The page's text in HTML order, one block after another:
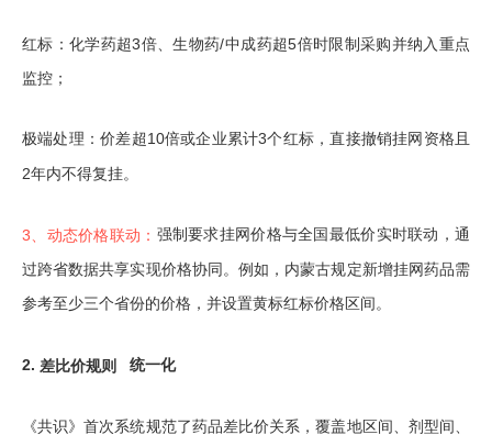
红标：化学药超3倍、生物药/中成药超5倍时限制采购并纳入重点
监控；
极端处理：价差超10倍或企业累计3个红标，直接撤销挂网资格且
2年内不得复挂。
3、动态价格联动： 强制要求挂网价格与全国最低价实时联动，通
过跨省数据共享实现价格协同。例如，内蒙古规定新增挂网药品需
参考至少三个省份的价格，并设置黄标红标价格区间。
2. 差比价规则 统一化
《共识》首次系统规范了药品差比价关系，覆盖地区间、剂型间、